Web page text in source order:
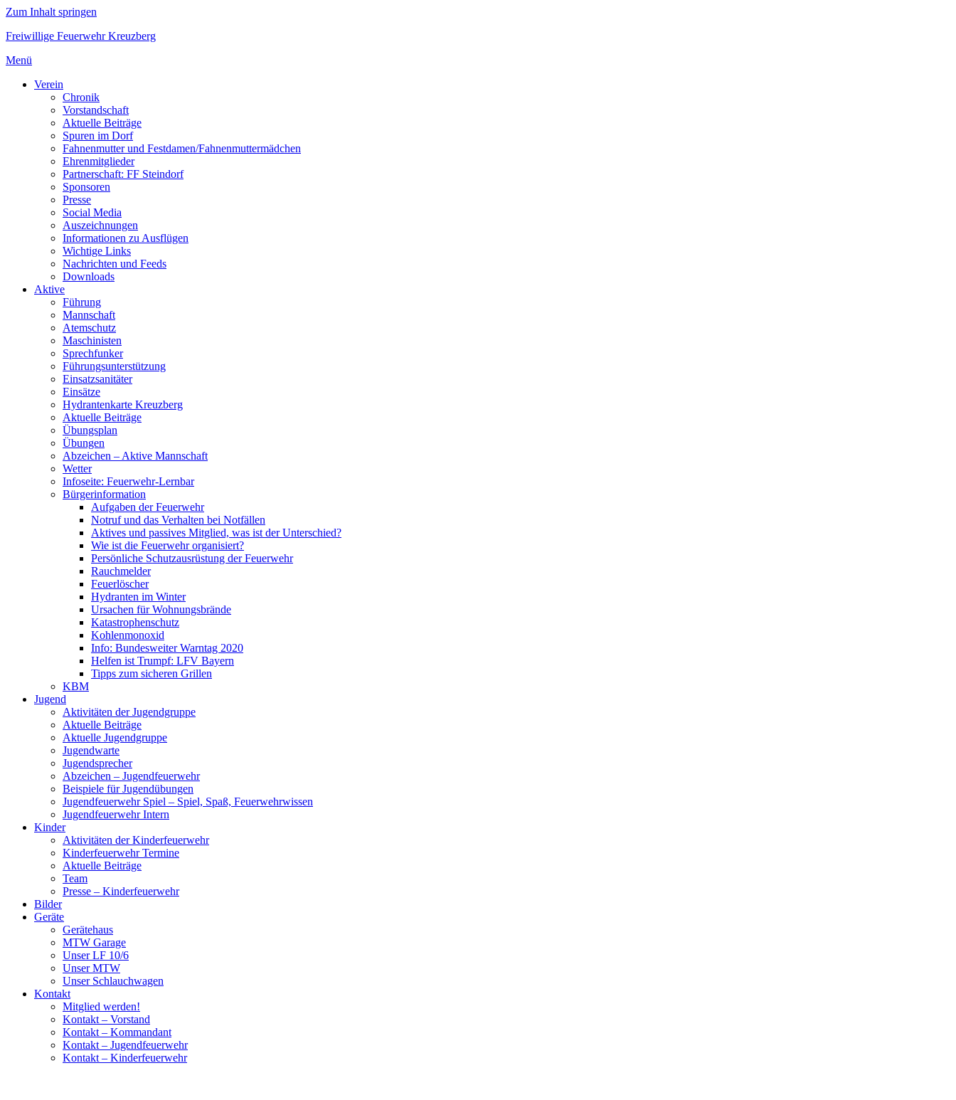
Zum Inhalt springen
Freiwillige Feuerwehr Kreuzberg
Menü
Verein
Chronik
Vorstandschaft
Aktuelle Beiträge
Spuren im Dorf
Fahnenmutter und Festdamen/Fahnenmuttermädchen
Ehrenmitglieder
Partnerschaft: FF Steindorf
Sponsoren
Presse
Social Media
Auszeichnungen
Informationen zu Ausflügen
Wichtige Links
Nachrichten und Feeds
Downloads
Aktive
Führung
Mannschaft
Atemschutz
Maschinisten
Sprechfunker
Führungsunterstützung
Einsatzsanitäter
Einsätze
Hydrantenkarte Kreuzberg
Aktuelle Beiträge
Übungsplan
Übungen
Abzeichen – Aktive Mannschaft
Wetter
Infoseite: Feuerwehr-Lernbar
Bürgerinformation
Aufgaben der Feuerwehr
Notruf und das Verhalten bei Notfällen
Aktives und passives Mitglied, was ist der Unterschied?
Wie ist die Feuerwehr organisiert?
Persönliche Schutzausrüstung der Feuerwehr
Rauchmelder
Feuerlöscher
Hydranten im Winter
Ursachen für Wohnungsbrände
Katastrophenschutz
Kohlenmonoxid
Info: Bundesweiter Warntag 2020
Helfen ist Trumpf: LFV Bayern
Tipps zum sicheren Grillen
KBM
Jugend
Aktivitäten der Jugendgruppe
Aktuelle Beiträge
Aktuelle Jugendgruppe
Jugendwarte
Jugendsprecher
Abzeichen – Jugendfeuerwehr
Beispiele für Jugendübungen
Jugendfeuerwehr Spiel – Spiel, Spaß, Feuerwehrwissen
Jugendfeuerwehr Intern
Kinder
Aktivitäten der Kinderfeuerwehr
Kinderfeuerwehr Termine
Aktuelle Beiträge
Team
Presse – Kinderfeuerwehr
Bilder
Geräte
Gerätehaus
MTW Garage
Unser LF 10/6
Unser MTW
Unser Schlauchwagen
Kontakt
Mitglied werden!
Kontakt – Vorstand
Kontakt – Kommandant
Kontakt – Jugendfeuerwehr
Kontakt – Kinderfeuerwehr